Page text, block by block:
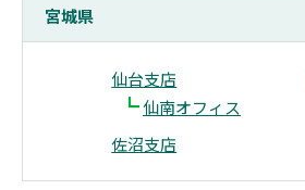
宮城県
仙台支店
┗仙南オフィス
佐沼支店